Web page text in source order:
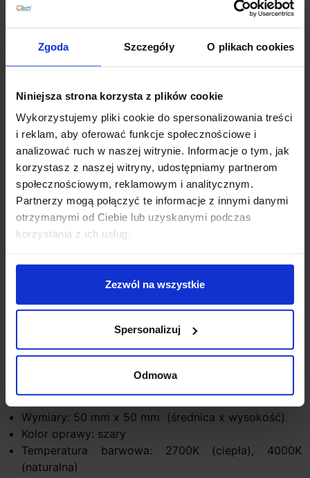
Zgoda Szczegóły O plikach cookies
Niniejsza strona korzysta z plików cookie
Wykorzystujemy pliki cookie do spersonalizowania treści
i reklam, aby oferować funkcje społecznościowe i
analizować ruch w naszej witrynie. Informacje o tym, jak
korzystasz z naszej witryny, udostępniamy partnerom
społecznościowym, reklamowym i analitycznym.
Partnerzy mogą połączyć te informacje z innymi danymi
otrzymanymi od Ciebie lub uzyskanymi podczas
korzystania z ich usług.
Zezwól na wszystkie
Spersonalizuj
Odmowa
Opis
Żarówka LED MR16 6,9Wto jeden z mocniejszych
produktów tego typu dostępnych na rynku. Użyta
technologia pozwala na uzyskanie 621 lumenów co
odpowiada 50W halogenowi. Żarówka LED MR16 w
odróżnieniu od halogenów zupełnie nie emituje
promieni cieplnych (podczerwieni) ani UV. W trakcie
trafia do kosza, a ilość energii użytej do oświetlenia
maleje nawet o 70%. Pozwala to oszczędzać pieniądze
za energię elektryczną i dość szybko zwrócić koszty
Parametry techniczne:
Moc znamionowa: 6,9W (odp. 50W)
Gniazdo: Gu5.3
Wymiary: 50 mm x 50 mm (średnica x wysokość)
Kolor oprawy: szary
Temperatura barwowa: 2700K (ciepła), 4000K
(naturalna)